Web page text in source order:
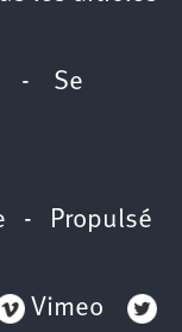
- Se
- Propulsé
Vimeo